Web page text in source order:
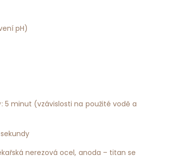
pH)
5 minut (vzávislosti na použité vodě a
nerezová ocel, anoda – titan se